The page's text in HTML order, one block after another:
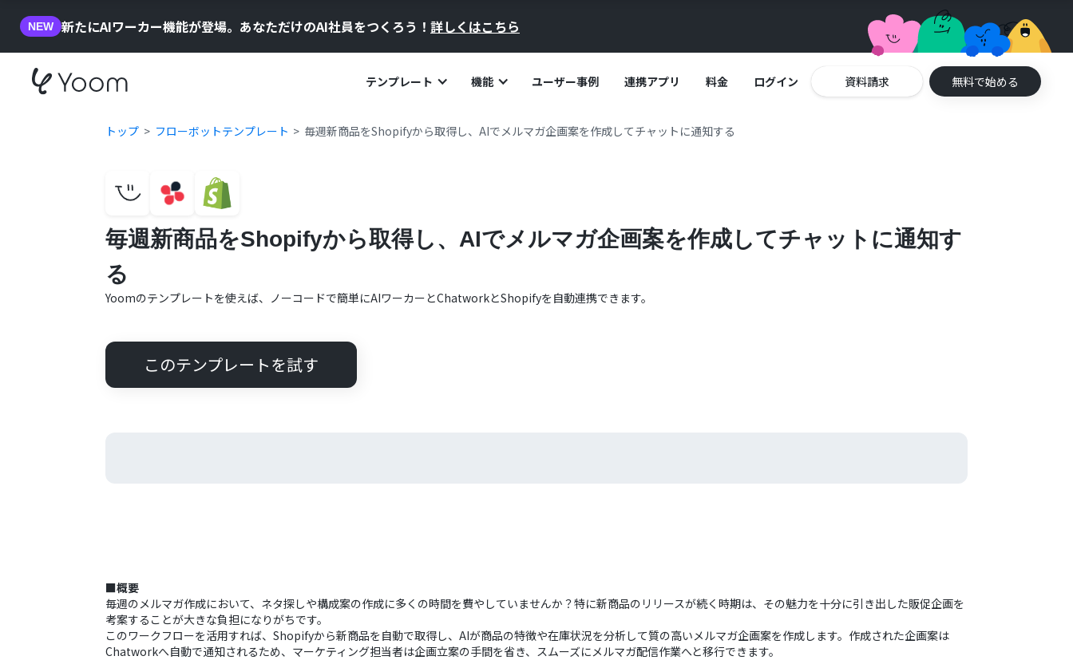
NEW 新たにAIワーカー機能が登場。あなただけのAI社員をつくろう！ 詳しくはこちら
テンプレート 機能 ユーザー事例 連携アプリ 料金 ログイン 資料請求 無料で始める
トップ フローボットテンプレート 毎週新商品をShopifyから取得し、AIでメルマガ企画案を作成してチャットに通知する
毎週新商品をShopifyから取得し、AIでメルマガ企画案を作成してチャットに通知す
る
Yoomのテンプレートを使えば、ノーコードで簡単にAIワーカーとChatworkとShopifyを自動連携できます。
このテンプレートを試す
■概要
毎週のメルマガ作成において、ネタ探しや構成案の作成に多くの時間を費やしていませんか？特に新商品のリリースが続く時期は、その魅力を十分に引き出した販促企画を
考案することが大きな負担になりがちです。
このワークフローを活用すれば、Shopifyから新商品を自動で取得し、AIが商品の特徴や在庫状況を分析して質の高いメルマガ企画案を作成します。作成された企画案は
Chatworkへ自動で通知されるため、マーケティング担当者は企画立案の手間を省き、スムーズにメルマガ配信作業へと移行できます。